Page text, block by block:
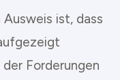
ist, dass
Forderungen